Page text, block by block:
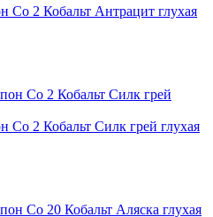
Co 2 Кобальт Антрацит глухая
Co 2 Кобальт Силк грей глухая